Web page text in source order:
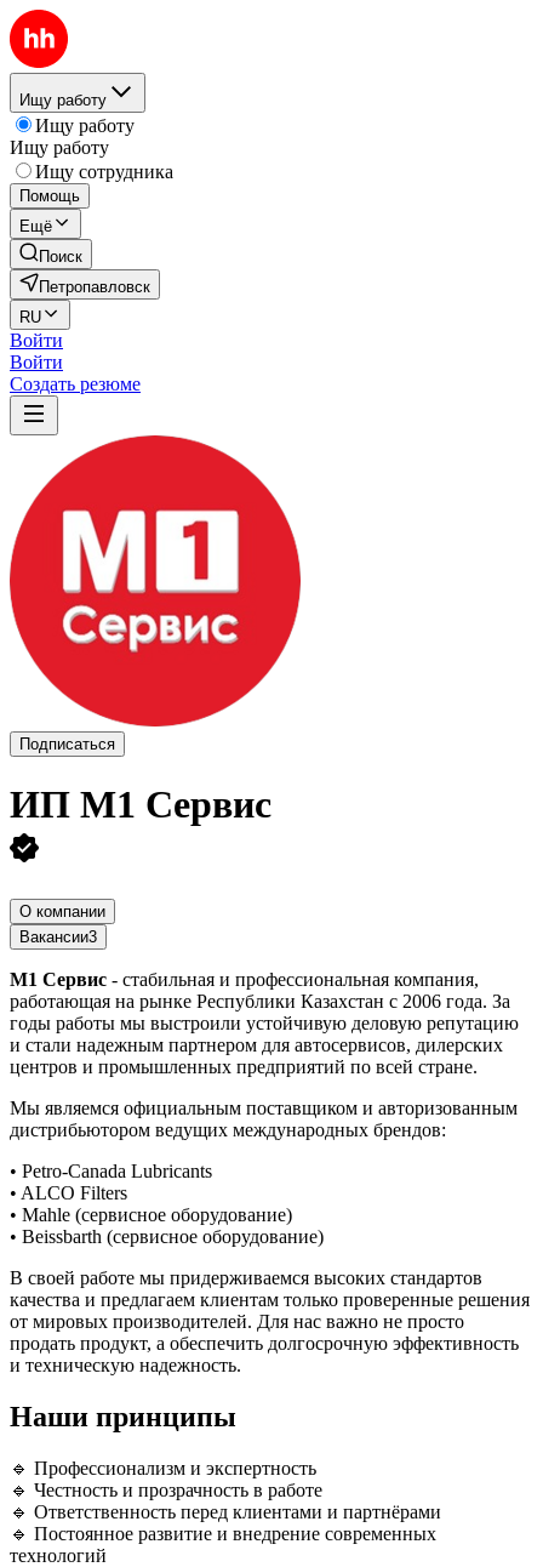
Ищу работу
Ищу работу
Ищу работу
Ищу сотрудника
Помощь
Ещё
Поиск
Петропавловск
RU
Войти
Войти
Создать резюме
Подписаться
ИП M1 Сервис
О компании
Вакансии3
M1 Сервис - стабильная и профессиональная компания,
работающая на рынке Республики Казахстан с 2006 года. За
годы работы мы выстроили устойчивую деловую репутацию
и стали надежным партнером для автосервисов, дилерских
центров и промышленных предприятий по всей стране.
Мы являемся официальным поставщиком и авторизованным
дистрибьютором ведущих международных брендов:
• Petro-Canada Lubricants
• ALCO Filters
• Mahle (сервисное оборудование)
• Beissbarth (сервисное оборудование)
В своей работе мы придерживаемся высоких стандартов
качества и предлагаем клиентам только проверенные решения
от мировых производителей. Для нас важно не просто
продать продукт, а обеспечить долгосрочную эффективность
и техническую надежность.
Наши принципы
🔹 Профессионализм и экспертность
🔹 Честность и прозрачность в работе
🔹 Ответственность перед клиентами и партнёрами
🔹 Постоянное развитие и внедрение современных
технологий